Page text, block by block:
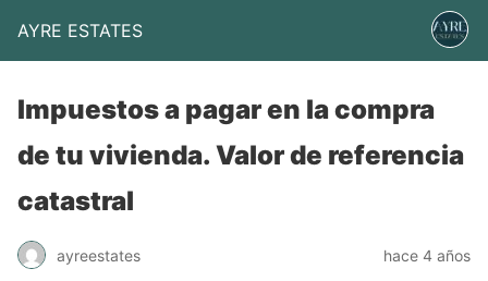
AYRE ESTATES
Impuestos a pagar en la compra
de tu vivienda. Valor de referencia
catastral
ayreestates hace 4 años